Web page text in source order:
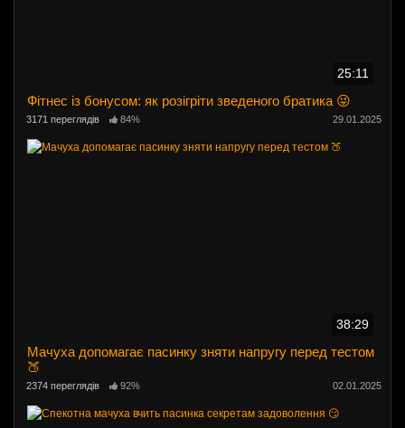
25:11
Фітнес із бонусом: як розігріти зведеного братика 😜
3171 переглядів 84% 29.01.2025
38:29
Мачуха допомагає пасинку зняти напругу перед тестом
🍑
2374 переглядів 92% 02.01.2025